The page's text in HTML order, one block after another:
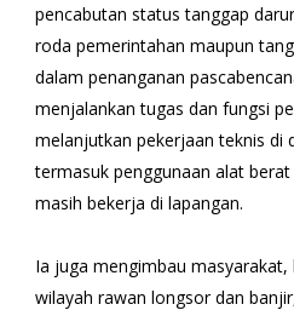
pencabutan status tanggap
roda pemerintahan maupun
dalam penanganan
menjalankan tugas dan fungsi
melanjutkan pekerjaan teknis di
termasuk penggunaan alat
masih bekerja di lapangan.
Ia juga mengimbau masyarakat,
wilayah rawan longsor dan